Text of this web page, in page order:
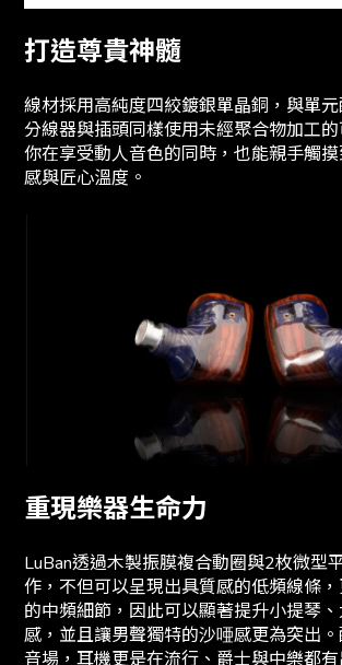
打造尊貴神髓
線材採用高純度四絞鍍銀單晶銅，與單元
分線器與插頭同樣使用未經聚合物加工
你在享受動人音色的同時，也能親手觸
感與匠心溫度。
重現樂器生命力
LuBan透過木製振膜複合動圈與2枚微型
作，不但可以呈現出具質感的低頻線條
的中頻細節，因此可以顯著提升小提琴
感，並且讓男聲獨特的沙唖感更為突出
音場，耳機更是在流行、爵士與中樂都有